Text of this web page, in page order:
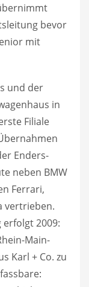
bevor
mit
und der
in
Filiale
Enders-
neben BMW
Ferrari,
vertrieben.
2009:
Main-
Karl + Co. zu